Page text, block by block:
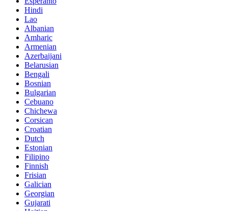
Hindi
Lao
Albanian
Amharic
Armenian
Azerbaijani
Belarusian
Bengali
Bosnian
Bulgarian
Cebuano
Chichewa
Corsican
Croatian
Dutch
Estonian
Filipino
Finnish
Frisian
Galician
Georgian
Gujarati